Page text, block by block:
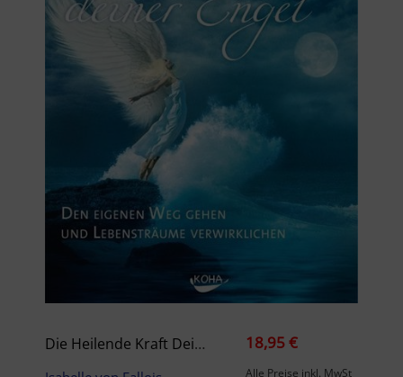
Die Heilende Kraft Deiner Engel 18,95 €
Alle Preise inkl. MwSt